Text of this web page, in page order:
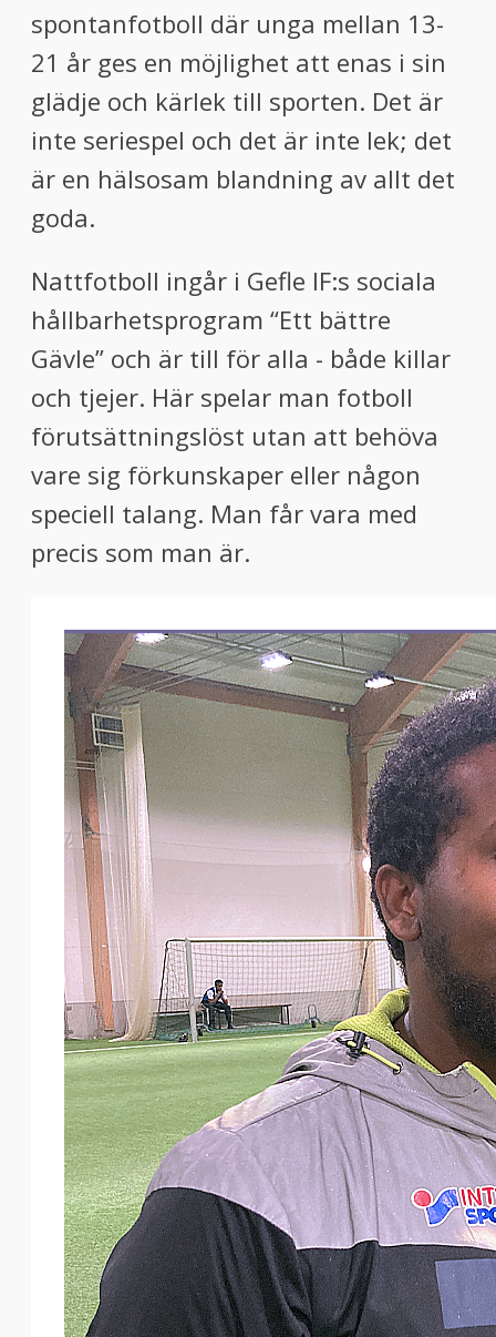
spontanfotboll där unga mellan 13-
21 år ges en möjlighet att enas i sin
glädje och kärlek till sporten. Det är
inte seriespel och det är inte lek; det
är en hälsosam blandning av allt det
goda.
Nattfotboll ingår i Gefle IF:s sociala
hållbarhetsprogram “Ett bättre
Gävle” och är till för alla - både killar
och tjejer. Här spelar man fotboll
förutsättningslöst utan att behöva
vare sig förkunskaper eller någon
speciell talang. Man får vara med
precis som man är.